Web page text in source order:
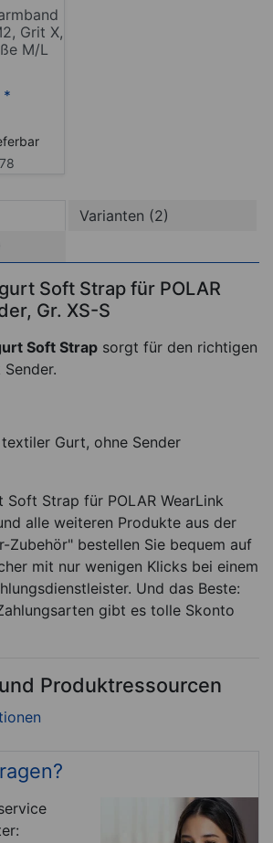
Grit X,
M/L
*
Varianten (2)
Soft Strap für POLAR
Gr. XS-S
Soft Strap sorgt für den richtigen
Gurt, ohne Sender
Soft Strap für POLAR WearLink
alle weiteren Produkte aus der
Zubehör" bestellen Sie bequem auf
mit nur wenigen Klicks bei einem
Und das Beste:
gibt es tolle Skonto
Produktressourcen